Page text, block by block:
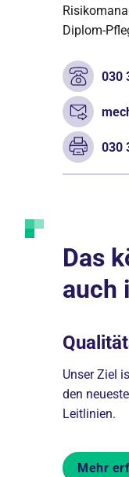
Diplom-
030
030
Das
auch
Unser Ziel
den
Leitlinien.
Mehr